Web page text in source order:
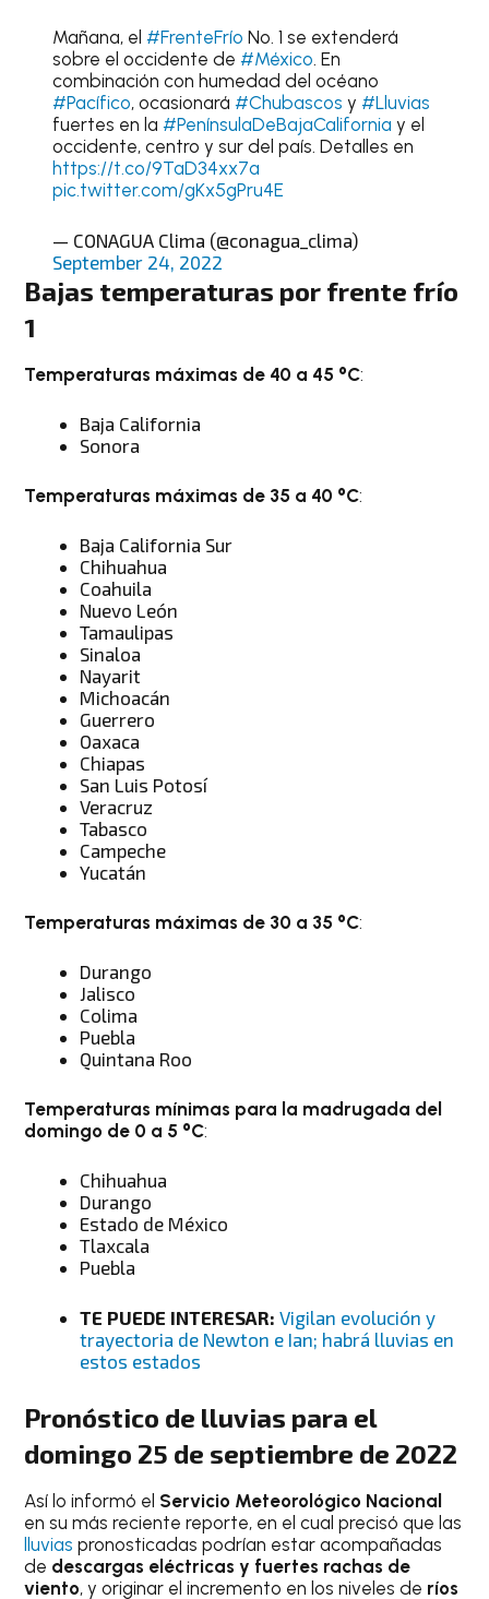
Mañana, el #FrenteFrío No. 1 se extenderá
sobre el occidente de #México. En
combinación con humedad del océano
#Pacífico, ocasionará #Chubascos y #Lluvias
fuertes en la #PenínsulaDeBajaCalifornia y el
occidente, centro y sur del país. Detalles en
https://t.co/9TaD34xx7a
pic.twitter.com/gKx5gPru4E
— CONAGUA Clima (@conagua_clima)
September 24, 2022
Bajas temperaturas por frente frío
1
Temperaturas máximas de 40 a 45 °C:
Baja California
Sonora
Temperaturas máximas de 35 a 40 °C:
Baja California Sur
Chihuahua
Coahuila
Nuevo León
Tamaulipas
Sinaloa
Nayarit
Michoacán
Guerrero
Oaxaca
Chiapas
San Luis Potosí
Veracruz
Tabasco
Campeche
Yucatán
Temperaturas máximas de 30 a 35 °C:
Durango
Jalisco
Colima
Puebla
Quintana Roo
Temperaturas mínimas para la madrugada del
domingo de 0 a 5 °C:
Chihuahua
Durango
Estado de México
Tlaxcala
Puebla
TE PUEDE INTERESAR:Vigilan evolución y
trayectoria de Newton e Ian; habrá lluvias en
estos estados
Pronóstico de lluvias para el
domingo 25 de septiembre de 2022
Así lo informó el Servicio Meteorológico Nacional
en su más reciente reporte, en el cual precisó que las
lluviaspronosticadas podrían estar acompañadas
de descargas eléctricas y fuertes rachas de
viento, y originar el incremento en los niveles de ríos